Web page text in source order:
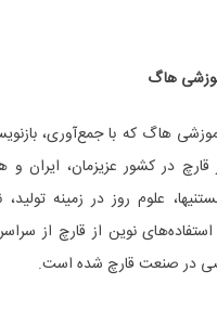
هاگ
هاگ که با جمع‌آوری،
قارچ در کشور عزیزمان، ایران و
علوم روز در زمینه تولید،
نوین از قارچ از
در صنعت قارچ شده است.